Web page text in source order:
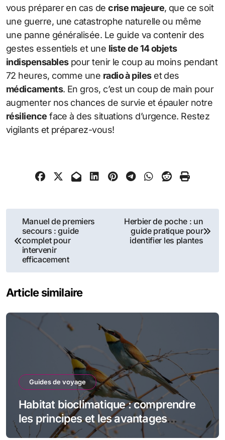
vous préparer en cas decrise majeure, que ce soit
une guerre, une catastrophe naturelle ou même
une panne généralisée. Le guide va contenir des
gestes essentiels et une liste de 14 objets
indispensablespour tenir le coup au moins pendant
72 heures, comme une radio à pileset des
médicaments. En gros, c’est un coup de main pour
augmenter nos chances de survie et épauler notre
résilience face à des situations d’urgence. Restez
vigilants et préparez-vous!
Navigation
de
l’article
Manuel de premiers
secours : guide
complet pour
intervenir
efficacement
Herbier de poche : un
guide pratique pour
identifier les plantes
Article similaire
Guides de voyage
Habitat bioclimatique : comprendre
les principes et les avantages
écologiques